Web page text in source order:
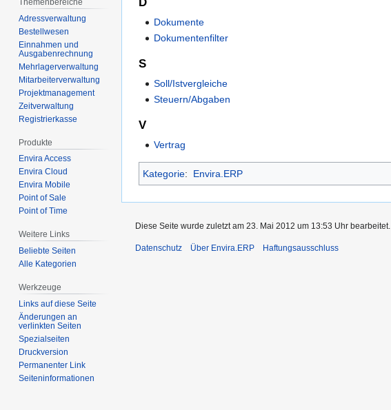
Dokumente
Dokumentenfilter
S
Soll/Istvergleiche
Steuern/Abgaben
V
Vertrag
Kategorie: Envira.ERP
Adressverwaltung
Bestellwesen
Einnahmen und
Ausgabenrechnung
Mehrlagerverwaltung
Mitarbeiterverwaltung
Projektmanagement
Zeitverwaltung
Registrierkasse
Produkte
Envira Access
Envira Cloud
Envira Mobile
Point of Sale
Point of Time
Weitere Links
Beliebte Seiten
Alle Kategorien
Werkzeuge
Links auf diese Seite
Änderungen an
verlinkten Seiten
Spezialseiten
Druckversion
Permanenter Link
Seiten­­informationen
Diese Seite wurde zuletzt am 23. Mai 2012 um 13:53 Uhr bearbeitet.
Datenschutz Über Envira.ERP Haftungsausschluss